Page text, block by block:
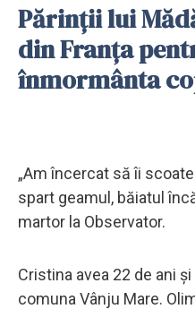
Părinții lui
din Franța
înmormânta
„Am încercat să îi
spart geamul, băiatul
martor la Observator.
Cristina avea 22 de ani
comuna Vânju Mare.